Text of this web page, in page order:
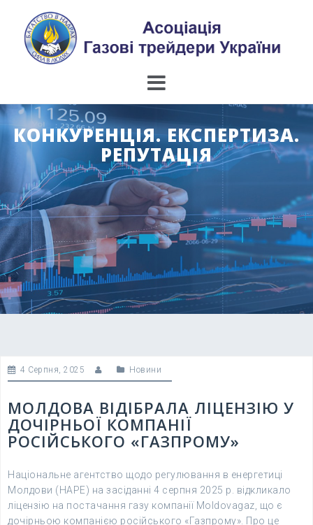
content
КОНКУРЕНЦІЯ. ЕКСПЕРТИЗА.
РЕПУТАЦІЯ
4 Серпня, 2025 Новини
МОЛДОВА ВІДІБРАЛА ЛІЦЕНЗІЮ У
ДОЧІРНЬОЇ КОМПАНІЇ
РОСІЙСЬКОГО «ГАЗПРОМУ»
Національне агентство щодо регулювання в енергетиці
Молдови (НАРЕ) на засіданні 4 серпня 2025 р. відкликало
ліцензію на постачання газу компанії Moldovagaz, що є
дочірньою компанією російського «Газпрому». Про це